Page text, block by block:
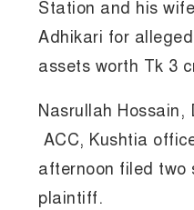
Station and his
Adhikari for
assets worth Tk 3
Nasrullah Hossain,
ACC, Kushtia
afternoon filed two
plaintiff.